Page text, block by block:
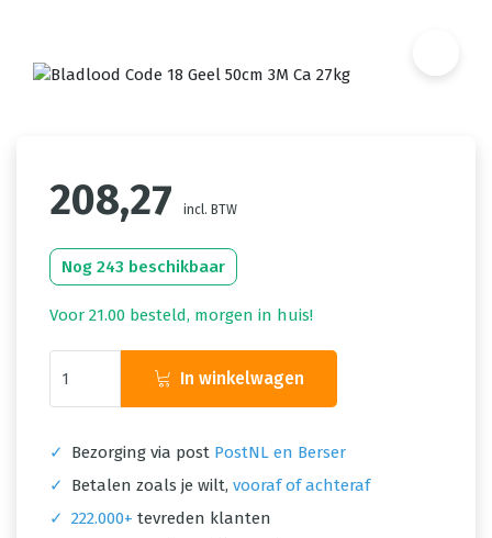
208,27 incl. BTW
Nog 243 beschikbaar
Voor 21.00 besteld, morgen in huis!
In winkelwagen
✓ Bezorging via post PostNL en Berser
✓
Betalen zoals je wilt, vooraf of achteraf
✓ 222.000+ tevreden klanten